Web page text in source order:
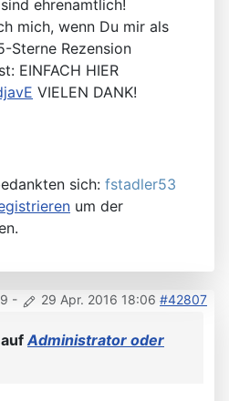
ehrenamtlich!
mich, wenn Du mir als
Sterne Rezension
EINFACH HIER
VIELEN DANK!
sich: fstadler53
um der
- 29 Apr. 2016 18:06 #42807
Administrator oder